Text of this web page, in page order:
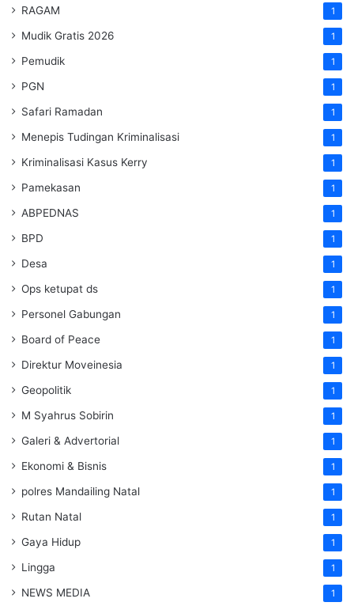
RAGAM 1
Mudik Gratis 2026 1
Pemudik 1
PGN 1
Safari Ramadan 1
Menepis Tudingan Kriminalisasi 1
Kriminalisasi Kasus Kerry 1
Pamekasan 1
ABPEDNAS 1
BPD 1
Desa 1
Ops ketupat ds 1
Personel Gabungan 1
Board of Peace 1
Direktur Moveinesia 1
Geopolitik 1
M Syahrus Sobirin 1
Galeri & Advertorial 1
Ekonomi & Bisnis 1
polres Mandailing Natal 1
Rutan Natal 1
Gaya Hidup 1
Lingga 1
NEWS MEDIA 1